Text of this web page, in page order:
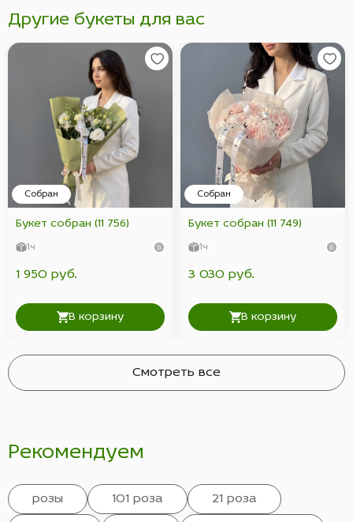
Другие букеты для вас
Собран
Букет собран (11 756)
1ч
1 950 руб.
В корзину
Собран
Букет собран (11 749)
1ч
3 030 руб.
В корзину
Смотреть все
Рекомендуем
розы 101 роза 21 роза